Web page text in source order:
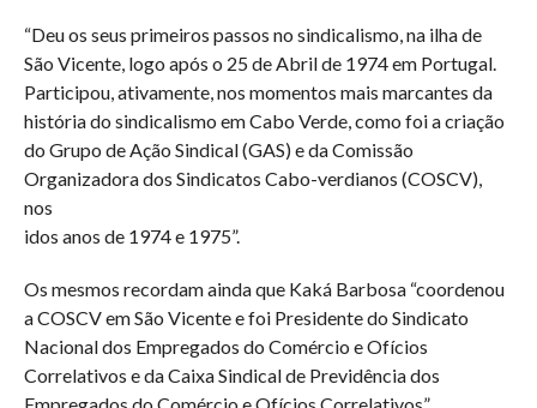
“Deu os seus primeiros passos no sindicalismo, na ilha de
São Vicente, logo após o 25 de Abril de 1974 em Portugal.
Participou, ativamente, nos momentos mais marcantes da
história do sindicalismo em Cabo Verde, como foi a criação
do Grupo de Ação Sindical (GAS) e da Comissão
Organizadora dos Sindicatos Cabo-verdianos (COSCV),
nos
idos anos de 1974 e 1975”.
Os mesmos recordam ainda que Kaká Barbosa “coordenou
a COSCV em São Vicente e foi Presidente do Sindicato
Nacional dos Empregados do Comércio e Ofícios
Correlativos e da Caixa Sindical de Previdência dos